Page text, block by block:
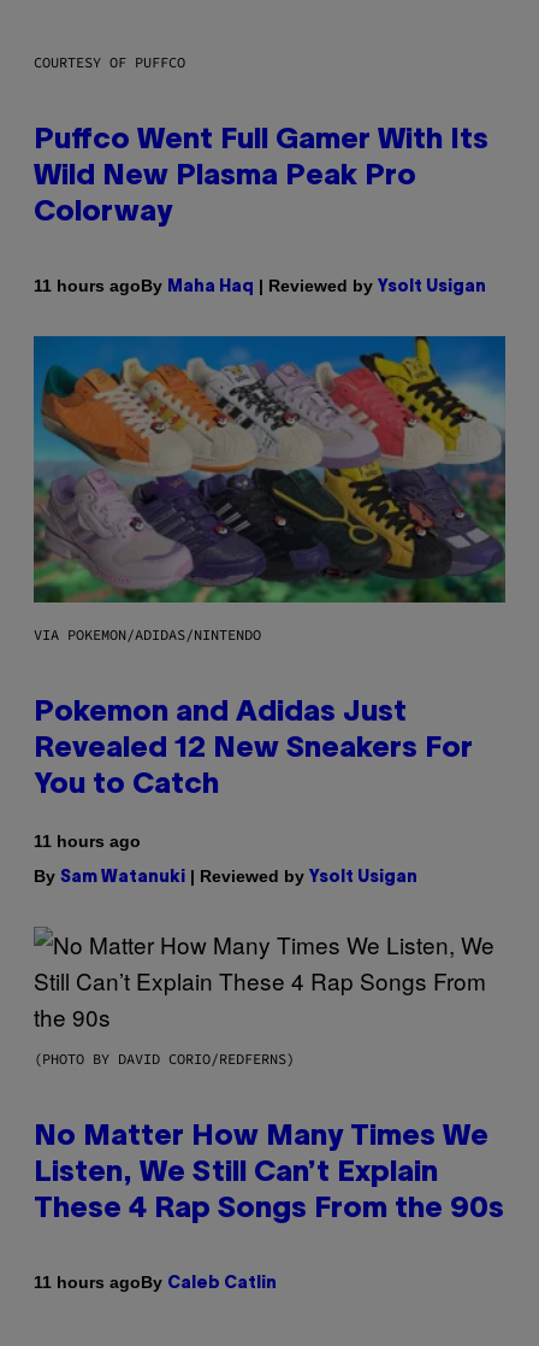
COURTESY OF PUFFCO
Puffco Went Full Gamer With Its
Wild New Plasma Peak Pro
Colorway
11 hours agoBy Maha Haq | Reviewed by Ysolt Usigan
VIA POKEMON/ADIDAS/NINTENDO
Pokemon and Adidas Just
Revealed 12 New Sneakers For
You to Catch
11 hours ago
By Sam Watanuki | Reviewed by Ysolt Usigan
(PHOTO BY DAVID CORIO/REDFERNS)
No Matter How Many Times We
Listen, We Still Can’t Explain
These 4 Rap Songs From the 90s
11 hours agoBy Caleb Catlin